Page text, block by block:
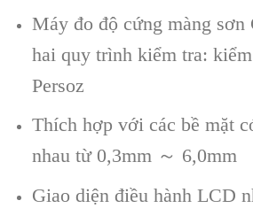
Máy đo độ cứng màng sơn
hai quy trình kiểm tra:
Persoz
Thích hợp với các bề mặt
nhau từ 0,3mm ～ 6,0mm
Giao diện điều hành LCD